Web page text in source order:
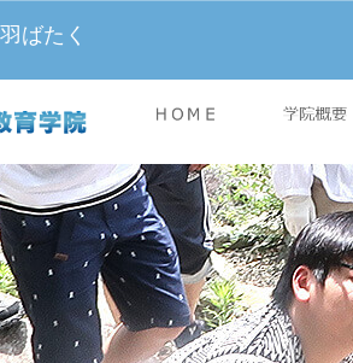
ばたく